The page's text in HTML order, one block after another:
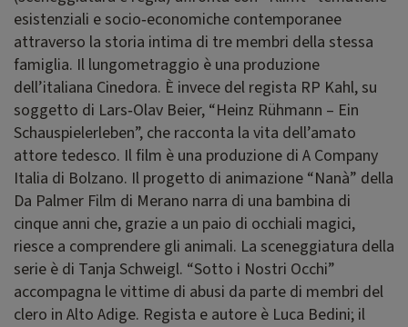
esistenziali e socio‑economiche contemporanee
attraverso la storia intima di tre membri della stessa
famiglia. Il lungometraggio è una produzione
dell’italiana Cinedora. È invece del regista RP Kahl, su
soggetto di Lars‑Olav Beier, “Heinz Rühmann – Ein
Schauspielerleben”, che racconta la vita dell’amato
attore tedesco. Il film è una produzione di A Company
Italia di Bolzano. Il progetto di animazione “Nanà” della
Da Palmer Film di Merano narra di una bambina di
cinque anni che, grazie a un paio di occhiali magici,
riesce a comprendere gli animali. La sceneggiatura della
serie è di Tanja Schweigl. “Sotto i Nostri Occhi”
accompagna le vittime di abusi da parte di membri del
clero in Alto Adige. Regista e autore è Luca Bedini; il